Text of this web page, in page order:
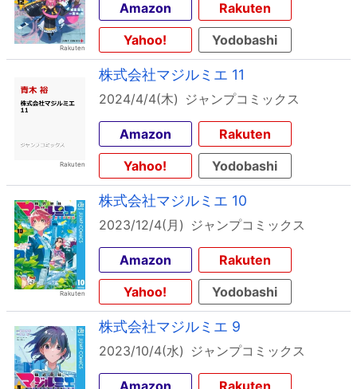
Amazon
Rakuten
Yahoo!
Yodobashi
株式会社マジルミエ 11
2024/4/4(木) ジャンプコミックス
Amazon
Rakuten
Yahoo!
Yodobashi
株式会社マジルミエ 10
2023/12/4(月) ジャンプコミックス
Amazon
Rakuten
Yahoo!
Yodobashi
株式会社マジルミエ 9
2023/10/4(水) ジャンプコミックス
Amazon
Rakuten